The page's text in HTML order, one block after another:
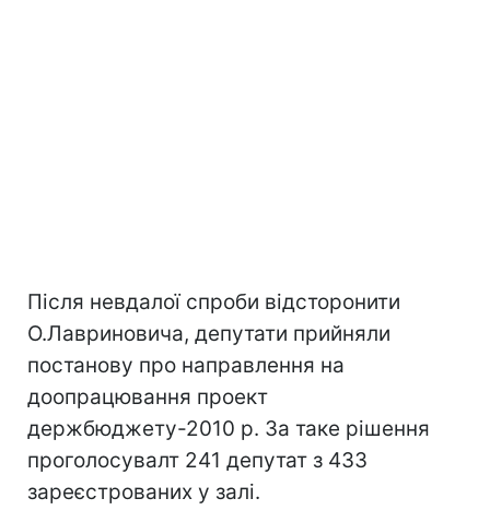
Після невдалої спроби відсторонити
О.Лавриновича, депутати прийняли
постанову про направлення на
доопрацювання проект
держбюджету-2010 р. За таке рішення
проголосувалт 241 депутат з 433
зареєстрованих у залі.